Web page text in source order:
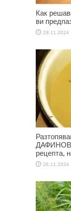
Как
ви
29.11.2024
ДАФИНОВ
рецепта,
26.11.2024